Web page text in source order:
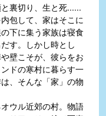
裏切り、生と死......
包して、家はそこに
下に集う家族は寝食
す。しかし時とし
壁こそが、彼らをお
ドの寒村に暮らす一
、そんな「家」の物
ウル近郊の村。物語